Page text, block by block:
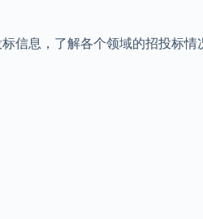
信息，了解各个领域的招投标